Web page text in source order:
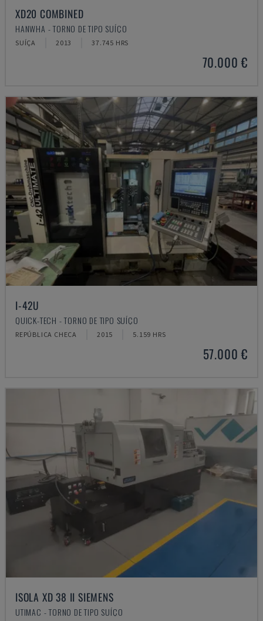
XD20 COMBINED
HANWHA - TORNO DE TIPO SUÍÇO
SUÍÇA 2013 37.745 HRS
70.000 €
I-42U
QUICK-TECH - TORNO DE TIPO SUÍÇO
REPÚBLICA CHECA 2015 5.159 HRS
57.000 €
ISOLA XD 38 II SIEMENS
UTIMAC - TORNO DE TIPO SUÍÇO